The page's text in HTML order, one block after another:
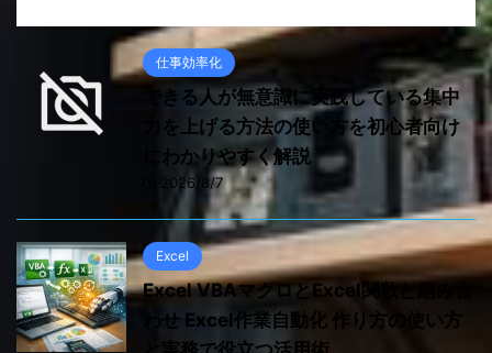
仕事効率化
できる人が無意識に実践している集中
力を上げる方法の使い方を初心者向け
にわかりやすく解説
2026/8/7
Excel
Excel VBAマクロとExcel関数と組み合
わせ Excel作業自動化 作り方の使い方